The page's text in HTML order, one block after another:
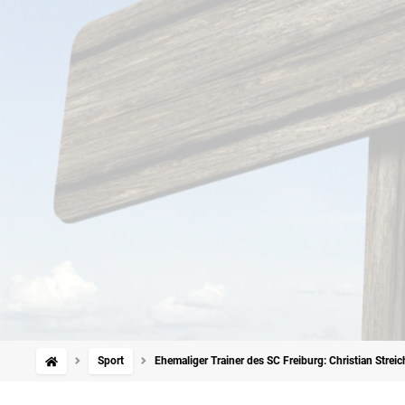
Sport Ehemaliger Trainer des SC Freiburg: Christian